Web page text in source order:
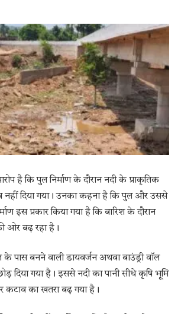
है कि पुल निर्माण के दौरान नदी के प्राकृतिक
नहीं दिया गया। उनका कहना है कि पुल और उससे
इस प्रकार किया गया है कि बारिश के दौरान
ओर बढ़ रहा है।
के पास बनने वाली डायवर्जन अथवा बाउंड्री वॉल
दिया गया है। इससे नदी का पानी सीधे कृषि भूमि
का खतरा बढ़ गया है।